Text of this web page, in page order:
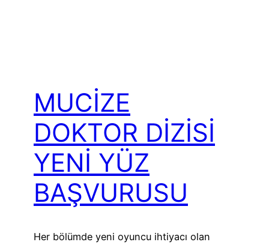
MUCİZE
DOKTOR DİZİSİ
YENİ YÜZ
BAŞVURUSU
Her bölümde yeni oyuncu ihtiyacı olan